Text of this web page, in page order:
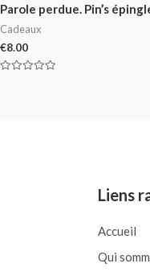
Parole perdue. Pin’s
Cadeaux
€8.00
Liens
Accueil
Qui